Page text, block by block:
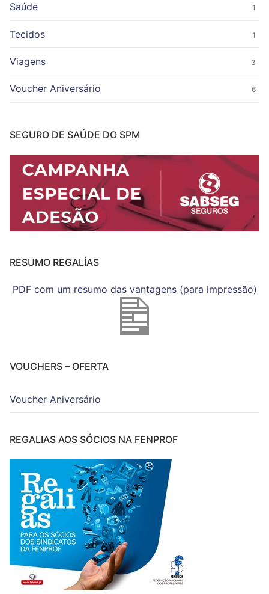
Saúde 1
Tecidos 1
Viagens 3
Voucher Aniversário 6
SEGURO DE SAÚDE DO SPM
RESUMO REGALÍAS
PDF com um resumo das vantagens (para impressão)
VOUCHERS – OFERTA
Voucher Aniversário
REGALIAS AOS SÓCIOS NA FENPROF